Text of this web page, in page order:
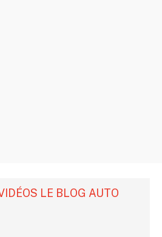
LE BLOG AUTO